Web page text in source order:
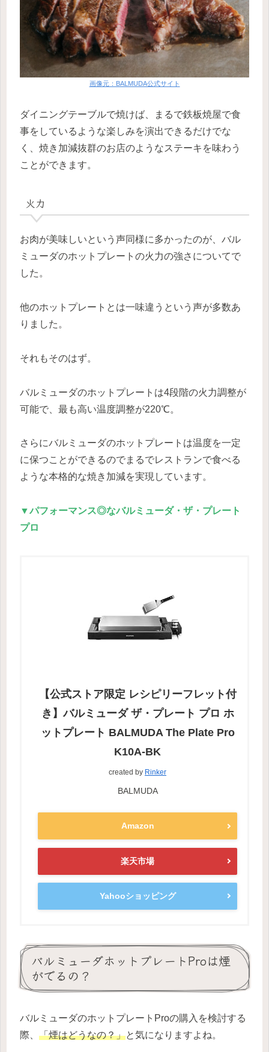
画像元：BALMUDA公式サイト
ダイニングテーブルで焼けば、まるで鉄板焼屋で食
事をしているような楽しみを演出できるだけでな
く、焼き加減抜群のお店のようなステーキを味わう
ことができます。
火力
お肉が美味しいという声同様に多かったのが、バル
ミューダのホットプレートの火力の強さについてで
した。
他のホットプレートとは一味違うという声が多数あ
りました。
それもそのはず。
バルミューダのホットプレートは4段階の火力調整が
可能で、最も高い温度調整が220℃。
さらにバルミューダのホットプレートは温度を一定
に保つことができるのでまるでレストランで食べる
ような本格的な焼き加減を実現しています。
▼パフォーマンス◎なバルミューダ・ザ・プレート
プロ
【公式ストア限定 レシピリーフレット付
き】バルミューダ ザ・プレート プロ ホ
ットプレート BALMUDA The Plate Pro
K10A-BK
created by Rinker
BALMUDA
Amazon
楽天市場
Yahooショッピング
バルミューダホットプレートProは煙
がでるの？
バルミューダのホットプレートProの購入を検討する
際、 「煙はどうなの？」と気になりますよね。